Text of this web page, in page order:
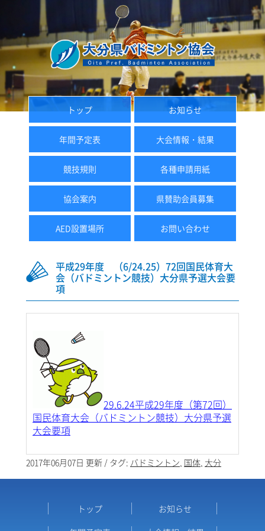
トップ お知らせ
年間予定表 大会情報・結果
競技規則 各種申請用紙
協会案内 県賛助会員募集
AED設置場所 お問い合わせ
平成29年度 （6/24.25）72回国民体育大
会（バドミントン競技）大分県予選大会要
項
29.6.24平成29年度（第72回）
国民体育大会（バドミントン競技）大分県予選
大会要項
2017年06月07日 更新 / タグ: バドミントン, 国体, 大分
トップ
お知らせ